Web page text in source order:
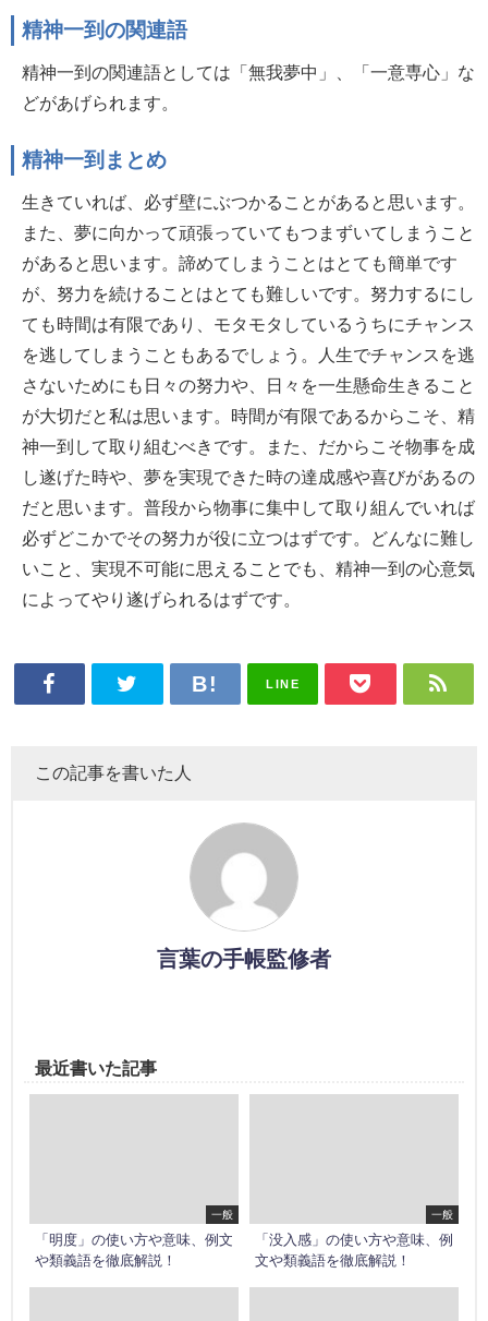
精神一到の関連語
精神一到の関連語としては「無我夢中」、「一意専心」な
どがあげられます。
精神一到まとめ
生きていれば、必ず壁にぶつかることがあると思います。
また、夢に向かって頑張っていてもつまずいてしまうこと
があると思います。諦めてしまうことはとても簡単です
が、努力を続けることはとても難しいです。努力するにし
ても時間は有限であり、モタモタしているうちにチャンス
を逃してしまうこともあるでしょう。人生でチャンスを逃
さないためにも日々の努力や、日々を一生懸命生きること
が大切だと私は思います。時間が有限であるからこそ、精
神一到して取り組むべきです。また、だからこそ物事を成
し遂げた時や、夢を実現できた時の達成感や喜びがあるの
だと思います。普段から物事に集中して取り組んでいれば
必ずどこかでその努力が役に立つはずです。どんなに難し
いこと、実現不可能に思えることでも、精神一到の心意気
によってやり遂げられるはずです。
LINE
この記事を書いた人
言葉の手帳監修者
最近書いた記事
一般
「明度」の使い方や意味、例文
や類義語を徹底解説！
一般
「没入感」の使い方や意味、例
文や類義語を徹底解説！